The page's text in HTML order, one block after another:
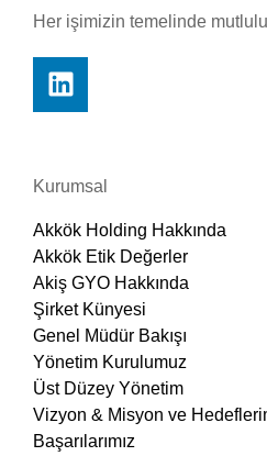
Her işimizin temelinde
Kurumsal
Akkök Holding Hakkında
Akkök Etik Değerler
Akiş GYO Hakkında
Şirket Künyesi
Genel Müdür Bakışı
Yönetim Kurulumuz
Üst Düzey Yönetim
Vizyon & Misyon ve
Başarılarımız